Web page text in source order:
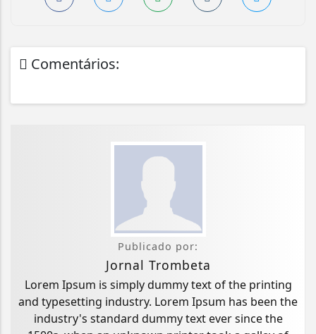
Comentários:
Publicado por:
Jornal Trombeta
Lorem Ipsum is simply dummy text of the printing
and typesetting industry. Lorem Ipsum has been the
industry's standard dummy text ever since the